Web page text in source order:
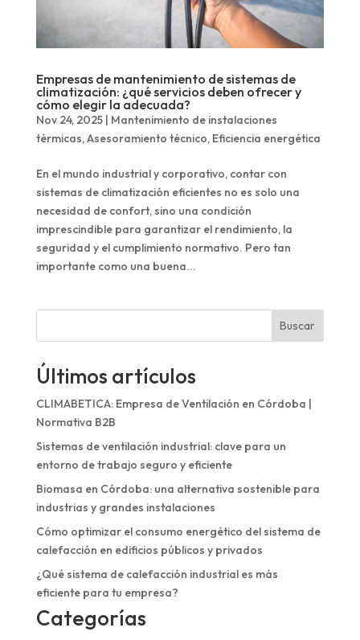
Empresas de mantenimiento de sistemas de
climatización: ¿qué servicios deben ofrecer y
cómo elegir la adecuada?
Nov 24, 2025| Mantenimiento de instalaciones
térmicas,Asesoramiento técnico, Eficiencia energética
En el mundo industrial y corporativo, contar con
sistemas de climatización eficientes no es solo una
necesidad de confort, sino una condición
imprescindible para garantizar el rendimiento, la
seguridad y el cumplimiento normativo. Pero tan
importante como una buena...
Buscar
Últimos artículos
CLIMABETICA: Empresa de Ventilación en Córdoba |
Normativa B2B
Sistemas de ventilación industrial: clave para un
entorno de trabajo seguro y eficiente
Biomasa en Córdoba: una alternativa sostenible para
industrias y grandes instalaciones
Cómo optimizar el consumo energético del sistema de
calefacción en edificios públicos y privados
¿Qué sistema de calefacción industrial es más
eficiente para tu empresa?
Categorías